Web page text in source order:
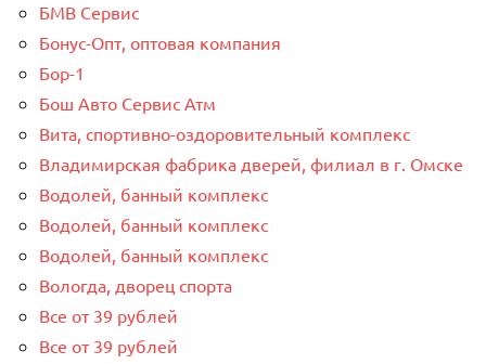
БМВ Сервис
Бонус-Опт, оптовая компания
Бор-1
Бош Авто Сервис Атм
Вита, спортивно-оздоровительный комплекс
Владимирская фабрика дверей, филиал в г. Омске
Водолей, банный комплекс
Водолей, банный комплекс
Водолей, банный комплекс
Вологда, дворец спорта
Все от 39 рублей
Все от 39 рублей